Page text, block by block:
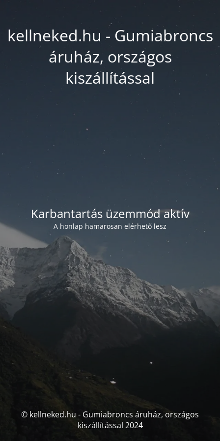
kellneked.hu - Gumiabroncs
áruház, országos
kiszállítással
Karbantartás üzemmód aktív
A honlap hamarosan elérhető lesz
© kellneked.hu - Gumiabroncs áruház, országos
kiszállítással 2024